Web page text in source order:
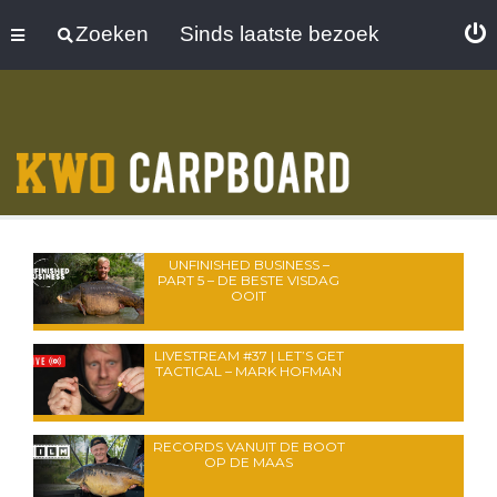
Zoeken Sinds laatste bezoek
UNFINISHED BUSINESS –
PART 5 – DE BESTE VISDAG
OOIT
LIVESTREAM #37 | LET’S GET
TACTICAL – MARK HOFMAN
RECORDS VANUIT DE BOOT
OP DE MAAS